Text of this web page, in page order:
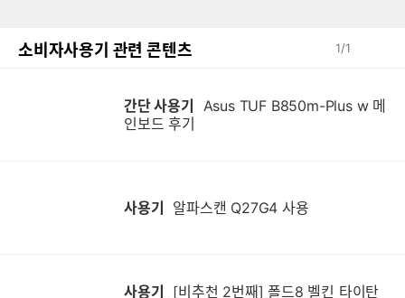
소비자사용기 관련 콘텐츠 1/1
간단 사용기
인보드 후기
사용기 알파스캔 Q27G4 사용
사용기